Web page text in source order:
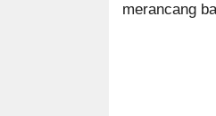
merancang